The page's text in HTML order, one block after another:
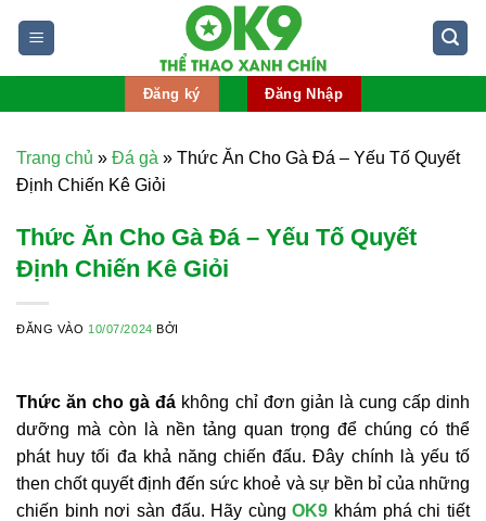
Đăng ký Đăng Nhập
Trang chủ » Đá gà » Thức Ăn Cho Gà Đá – Yếu Tố Quyết
Định Chiến Kê Giỏi
Thức Ăn Cho Gà Đá – Yếu Tố Quyết
Định Chiến Kê Giỏi
ĐĂNG VÀO 10/07/2024 BỞI
Thức ăn cho gà đá không chỉ đơn giản là cung cấp dinh
dưỡng mà còn là nền tảng quan trọng để chúng có thể
phát huy tối đa khả năng chiến đấu. Đây chính là yếu tố
then chốt quyết định đến sức khoẻ và sự bền bỉ của những
chiến binh nơi sàn đấu. Hãy cùngOK9 khám phá chi tiết